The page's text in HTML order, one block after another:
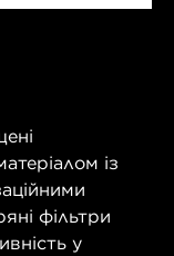
із
фільтри
у